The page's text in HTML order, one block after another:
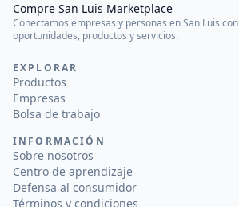
Compre San Luis Marketplace
Conectamos empresas y personas en San Luis con
oportunidades, productos y servicios.
EXPLORAR
Productos
Empresas
Bolsa de trabajo
INFORMACIÓN
Sobre nosotros
Centro de aprendizaje
Defensa al consumidor
Términos y condiciones